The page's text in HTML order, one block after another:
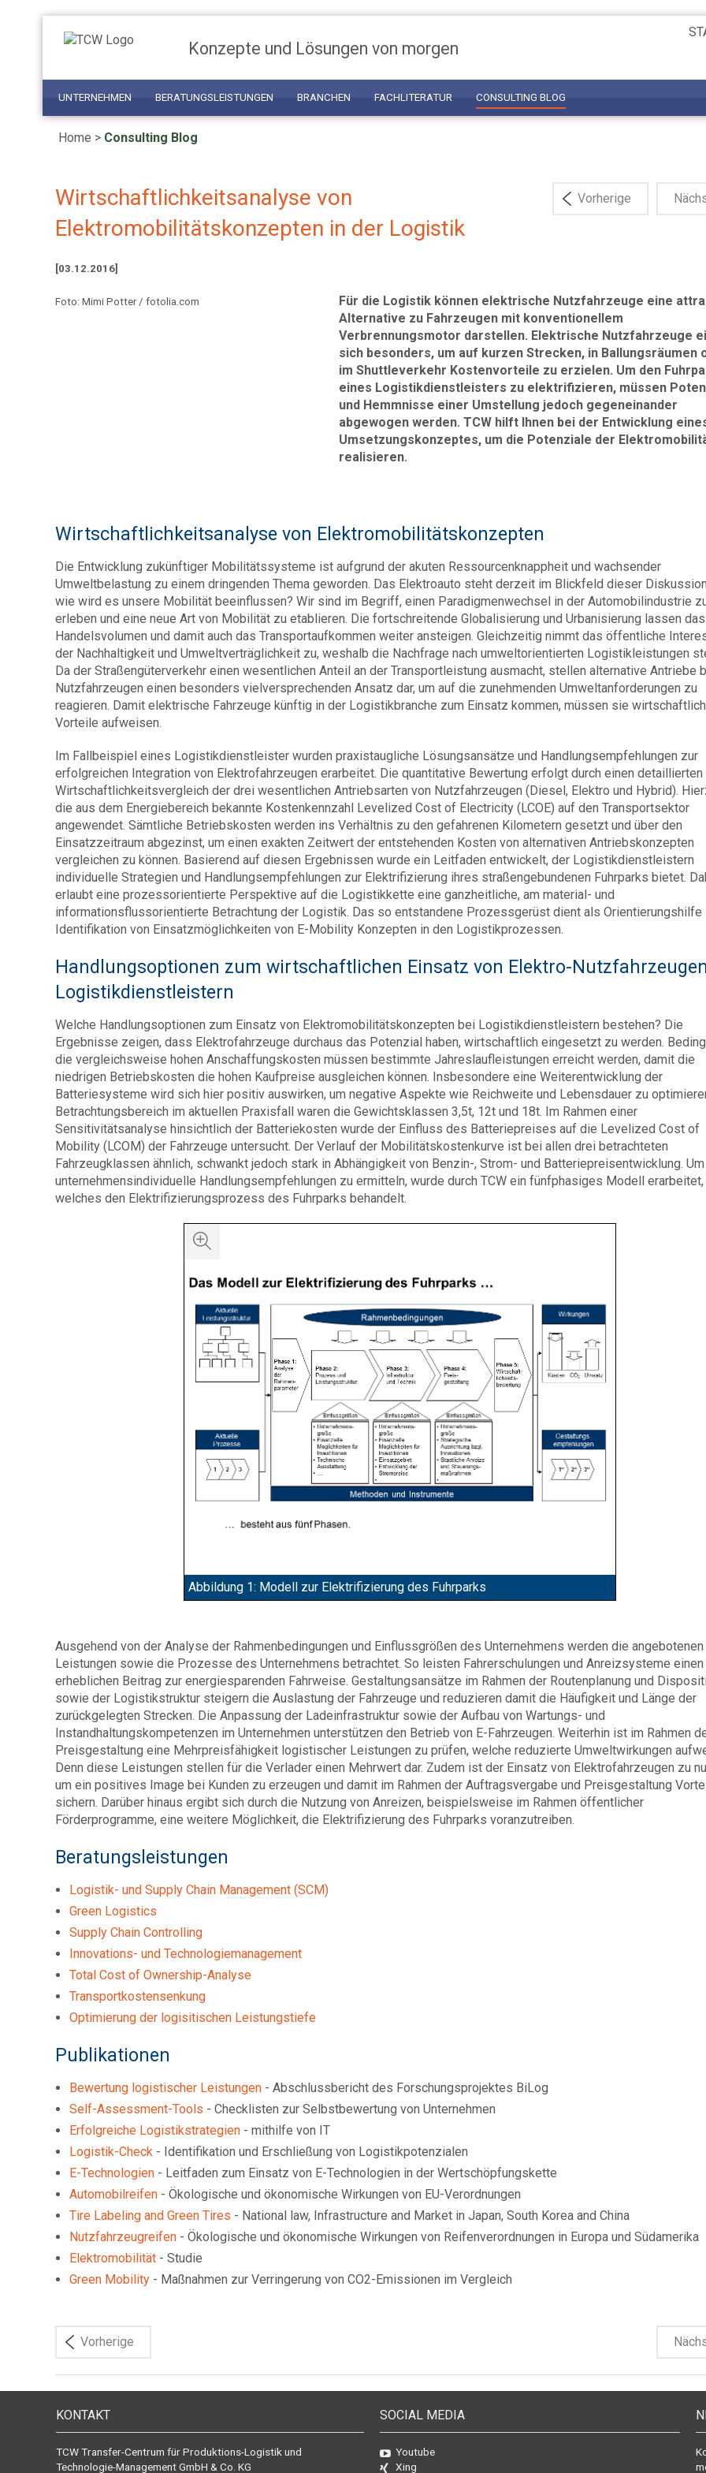
UNTERNEHMEN BERATUNGSLEISTUNGEN BRANCHEN FACHLITERATUR CONSULTING BLOG
Konzepte und Lösungen von morgen
Home > Consulting Blog
Vorherige
Wirtschaftlichkeitsanalyse von
Elektromobilitätskonzepten in der Logistik
[03.12.2016]
Foto: Mimi Potter / fotolia.com
Für die Logistik können elektrische Nutzfahrzeuge eine
Alternative zu Fahrzeugen mit konventionellem
Verbrennungsmotor darstellen. Elektrische Nutzfahrzeuge
sich besonders, um auf kurzen Strecken, in Ballungsräumen
im Shuttleverkehr Kostenvorteile zu erzielen. Um den
eines Logistikdienstleisters zu elektrifizieren, müssen
und Hemmnisse einer Umstellung jedoch gegeneinander
abgewogen werden. TCW hilft Ihnen bei der Entwicklung
Umsetzungskonzeptes, um die Potenziale der
realisieren.
Wirtschaftlichkeitsanalyse von Elektromobilitätskonzepten
Die Entwicklung zukünftiger Mobilitätssysteme ist aufgrund der akuten Ressourcenknappheit und wachsender
Umweltbelastung zu einem dringenden Thema geworden. Das Elektroauto steht derzeit im Blickfeld dieser
wie wird es unsere Mobilität beeinflussen? Wir sind im Begriff, einen Paradigmenwechsel in der Automobilindustrie
erleben und eine neue Art von Mobilität zu etablieren. Die fortschreitende Globalisierung und Urbanisierung lassen das
Handelsvolumen und damit auch das Transportaufkommen weiter ansteigen. Gleichzeitig nimmt das öffentliche
der Nachhaltigkeit und Umweltverträglichkeit zu, weshalb die Nachfrage nach umweltorientierten Logistikleistungen
Da der Straßengüterverkehr einen wesentlichen Anteil an der Transportleistung ausmacht, stellen alternative Antriebe
Nutzfahrzeugen einen besonders vielversprechenden Ansatz dar, um auf die zunehmenden Umweltanforderungen zu
reagieren. Damit elektrische Fahrzeuge künftig in der Logistikbranche zum Einsatz kommen, müssen sie
Vorteile aufweisen.
Im Fallbeispiel eines Logistikdienstleister wurden praxistaugliche Lösungsansätze und Handlungsempfehlungen zur
erfolgreichen Integration von Elektrofahrzeugen erarbeitet. Die quantitative Bewertung erfolgt durch einen detaillierten
Wirtschaftlichkeitsvergleich der drei wesentlichen Antriebsarten von Nutzfahrzeugen (Diesel, Elektro und Hybrid).
die aus dem Energiebereich bekannte Kostenkennzahl Levelized Cost of Electricity (LCOE) auf den Transportsektor
angewendet. Sämtliche Betriebskosten werden ins Verhältnis zu den gefahrenen Kilometern gesetzt und über den
Einsatzzeitraum abgezinst, um einen exakten Zeitwert der entstehenden Kosten von alternativen Antriebskonzepten
vergleichen zu können. Basierend auf diesen Ergebnissen wurde ein Leitfaden entwickelt, der Logistikdienstleistern
individuelle Strategien und Handlungsempfehlungen zur Elektrifizierung ihres straßengebundenen Fuhrparks bietet.
erlaubt eine prozessorientierte Perspektive auf die Logistikkette eine ganzheitliche, am material- und
informationsflussorientierte Betrachtung der Logistik. Das so entstandene Prozessgerüst dient als Orientierungshilfe
Identifikation von Einsatzmöglichkeiten von E-Mobility Konzepten in den Logistikprozessen.
Handlungsoptionen zum wirtschaftlichen Einsatz von Elektro-
Logistikdienstleistern
Welche Handlungsoptionen zum Einsatz von Elektromobilitätskonzepten bei Logistikdienstleistern bestehen? Die
Ergebnisse zeigen, dass Elektrofahrzeuge durchaus das Potenzial haben, wirtschaftlich eingesetzt zu werden.
die vergleichsweise hohen Anschaffungskosten müssen bestimmte Jahreslaufleistungen erreicht werden, damit die
niedrigen Betriebskosten die hohen Kaufpreise ausgleichen können. Insbesondere eine Weiterentwicklung der
Batteriesysteme wird sich hier positiv auswirken, um negative Aspekte wie Reichweite und Lebensdauer zu
Betrachtungsbereich im aktuellen Praxisfall waren die Gewichtsklassen 3,5t, 12t und 18t. Im Rahmen einer
Sensitivitätsanalyse hinsichtlich der Batteriekosten wurde der Einfluss des Batteriepreises auf die Levelized Cost of
Mobility (LCOM) der Fahrzeuge untersucht. Der Verlauf der Mobilitätskostenkurve ist bei allen drei betrachteten
Fahrzeugklassen ähnlich, schwankt jedoch stark in Abhängigkeit von Benzin-, Strom- und Batteriepreisentwicklung. Um
unternehmensindividuelle Handlungsempfehlungen zu ermitteln, wurde durch TCW ein fünfphasiges Modell erarbeitet,
welches den Elektrifizierungsprozess des Fuhrparks behandelt.
Abbildung 1: Modell zur Elektrifizierung des Fuhrparks
Ausgehend von der Analyse der Rahmenbedingungen und Einflussgrößen des Unternehmens werden die angebotenen
Leistungen sowie die Prozesse des Unternehmens betrachtet. So leisten Fahrerschulungen und Anreizsysteme einen
erheblichen Beitrag zur energiesparenden Fahrweise. Gestaltungsansätze im Rahmen der Routenplanung und
sowie der Logistikstruktur steigern die Auslastung der Fahrzeuge und reduzieren damit die Häufigkeit und Länge der
zurückgelegten Strecken. Die Anpassung der Ladeinfrastruktur sowie der Aufbau von Wartungs- und
Instandhaltungskompetenzen im Unternehmen unterstützen den Betrieb von E-Fahrzeugen. Weiterhin ist im Rahmen
Preisgestaltung eine Mehrpreisfähigkeit logistischer Leistungen zu prüfen, welche reduzierte Umweltwirkungen
Denn diese Leistungen stellen für die Verlader einen Mehrwert dar. Zudem ist der Einsatz von Elektrofahrzeugen zu
um ein positives Image bei Kunden zu erzeugen und damit im Rahmen der Auftragsvergabe und Preisgestaltung
sichern. Darüber hinaus ergibt sich durch die Nutzung von Anreizen, beispielsweise im Rahmen öffentlicher
Förderprogramme, eine weitere Möglichkeit, die Elektrifizierung des Fuhrparks voranzutreiben.
Beratungsleistungen
Logistik- und Supply Chain Management (SCM)
Green Logistics
Supply Chain Controlling
Innovations- und Technologiemanagement
Total Cost of Ownership-Analyse
Transportkostensenkung
Optimierung der logisitischen Leistungstiefe
Publikationen
Bewertung logistischer Leistungen - Abschlussbericht des Forschungsprojektes BiLog
Self-Assessment-Tools - Checklisten zur Selbstbewertung von Unternehmen
Erfolgreiche Logistikstrategien - mithilfe von IT
Logistik-Check - Identifikation und Erschließung von Logistikpotenzialen
E-Technologien - Leitfaden zum Einsatz von E-Technologien in der Wertschöpfungskette
Automobilreifen - Ökologische und ökonomische Wirkungen von EU-Verordnungen
Tire Labeling and Green Tires - National law, Infrastructure and Market in Japan, South Korea and China
Nutzfahrzeugreifen - Ökologische und ökonomische Wirkungen von Reifenverordnungen in Europa und Südamerika
Elektromobilität - Studie
Green Mobility - Maßnahmen zur Verringerung von CO2-Emissionen im Vergleich
Vorherige
KONTAKT
TCW Transfer-Centrum für Produktions-Logistik und
Technologie-Management GmbH & Co. KG
SOCIAL MEDIA
Youtube
Xing